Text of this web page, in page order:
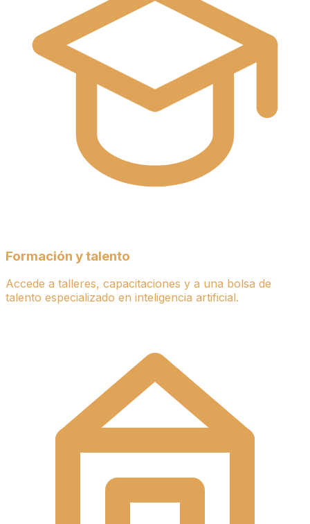
Formación y talento
Accede a talleres, capacitaciones y a una bolsa de
talento especializado en inteligencia artificial.